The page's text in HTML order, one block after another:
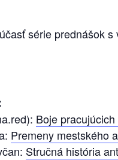
série prednášok s
Boje
Premeny mestského
Stručná história